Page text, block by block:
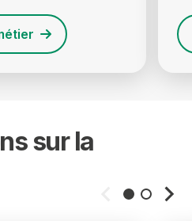
sur la